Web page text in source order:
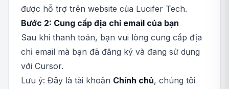
được hỗ trợ trên website của Lucifer Tech.
Bước 2: Cung cấp địa chỉ email của bạn
Sau khi thanh toán, bạn vui lòng cung cấp địa
chỉ email mà bạn đã đăng ký và đang sử dụng
với Cursor.
Lưu ý: Đây là tài khoản Chính chủ, chúng tôi